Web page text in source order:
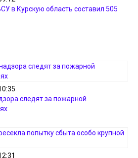
в Курскую область составил 505
следят за пожарной